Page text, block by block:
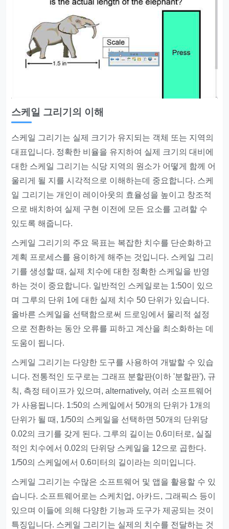
스케일 그리기의 이해
스케일 그리기는 실제 크기가 유지되는 객체 또는 지역의
대표입니다. 정확한 비율을 유지하여 실제 크기의 대비에
대한 스케일 그리기는 식당 지역의 원소가 어떻게 함께 어
울리게 될 지를 시각적으로 이해하는데 중요합니다. 스케
일 그리기는 개인이 레이아웃의 효율성을 높이고 창조적
으로 배치하여 실제 구현 이전에 모든 요소를 고려할 수
있도록 해줍니다.
스케일 그리기의 주요 목표는 복잡한 치수를 단순화하고
계획 프로세스를 용이하게 해주는 것입니다. 스케일 그리
기를 생성할 때, 실제 치수에 대한 정확한 스케일을 반영
하는 것이 중요합니다. 일반적인 스케일로는 1:50이 있으
며 그루의 단위 1에 대한 실제 치수 50 단위가 있습니다.
올바른 스케일을 선택함으로써 드로잉에서 물리적 설정
으로 전환하는 동안 오류를 피하고 계산을 최소화하는 데
도움이 됩니다.
스케일 그리기는 다양한 도구를 사용하여 개발할 수 있습
니다. 전통적인 도구로는 그래프 분할판(이하 '분할판'), 규
칙, 측정 테이프가 있으며, alternatively, 여러 소프트웨어
가 사용됩니다. 1:50의 스케일에서 50개의 단위가 1개의
단위가 될 때, 1/50의 스케일을 선택하면 50개의 단위당
0.02의 크기를 갖게 된다. 그루의 길이는 0.6미터로, 실질
적인 치수에서 0.02의 단위당 스케일을 12으로 곱한다.
1/50의 스케일에서 0.6미터의 길이라는 의미입니다.
스케일 그리기는 수많은 소프트웨어 및 앱을 활용할 수 있
습니다. 소프트웨어로는 스케치업, 아카드, 그래픽스 등이
있으며 이들에 의해 다양한 기능과 도구가 제공되는 것이
특징입니다. 스케일 그리기는 실제의 치수를 전달하는 것